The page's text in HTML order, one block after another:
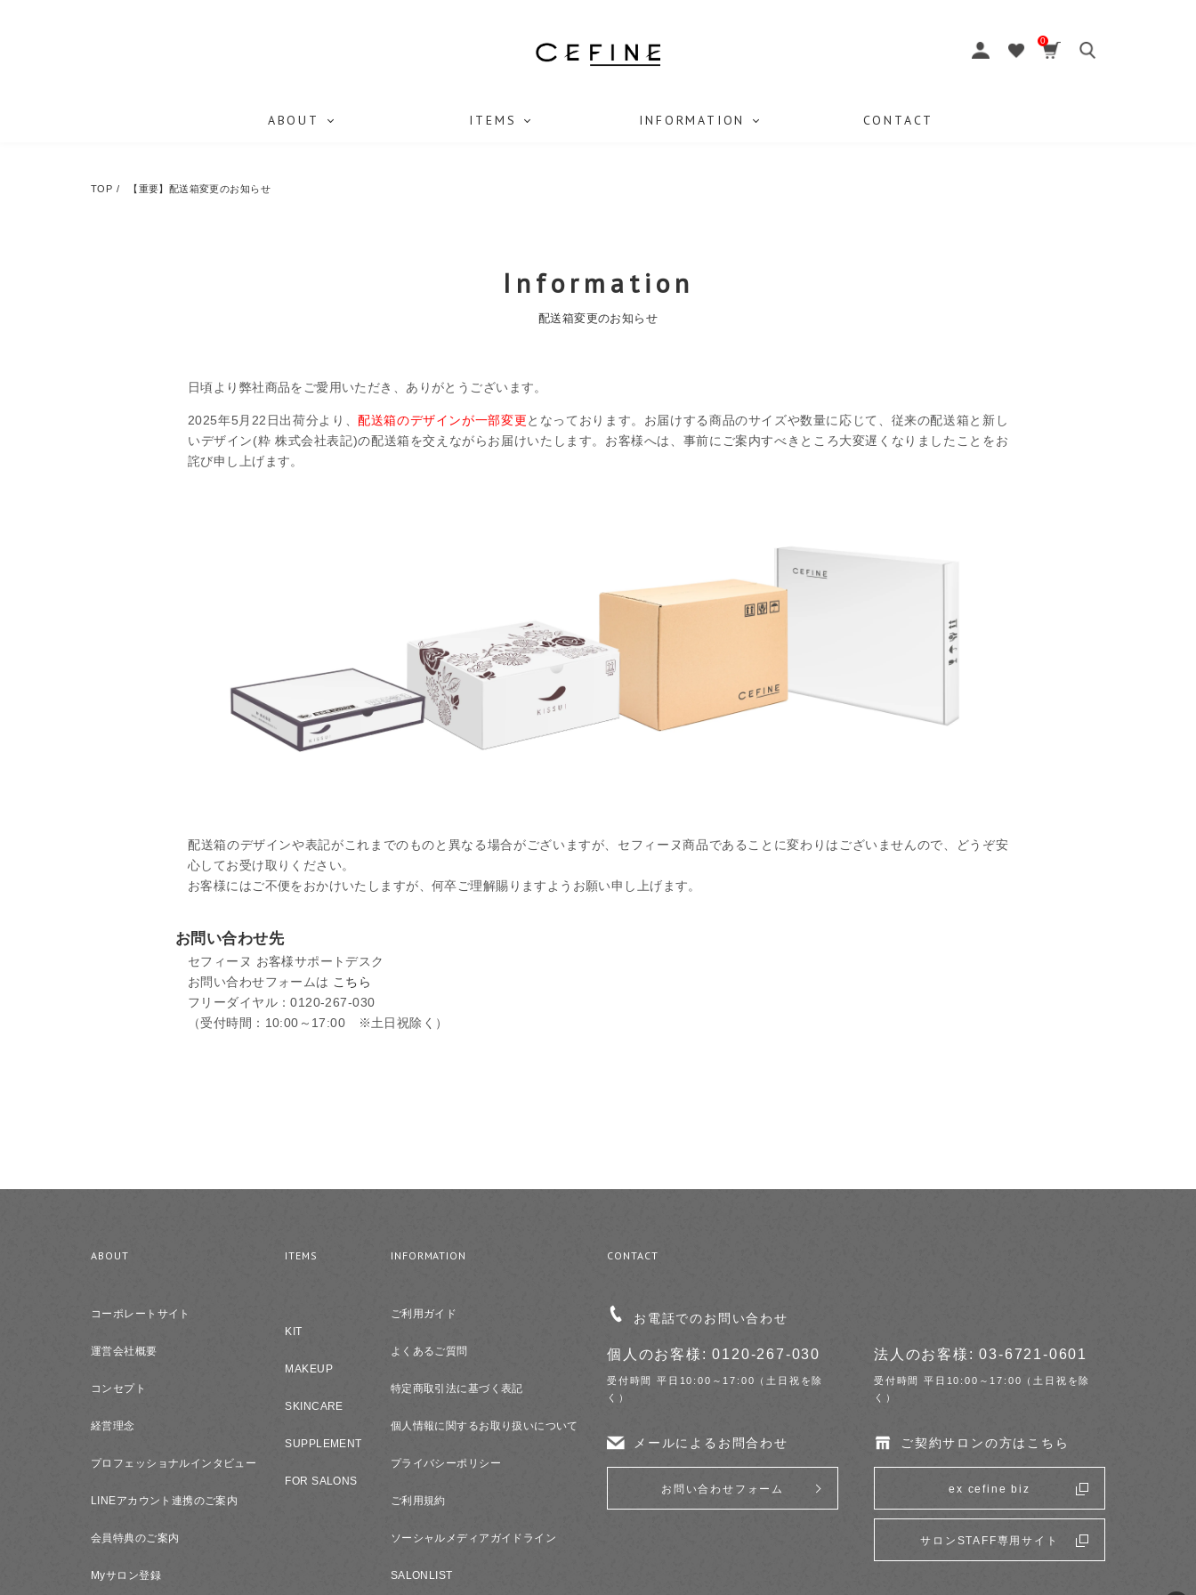
0
ABOUT ITEMS INFORMATION CONTACT
TOP 【重要】配送箱変更のお知らせ
Information
配送箱変更のお知らせ
日頃より弊社商品をご愛用いただき、ありがとうございます。
2025年5月22日出荷分より、配送箱のデザインが一部変更となっております。お届けする商品のサイズや数量に応じて、従来の配送箱と新し
いデザイン(粋 株式会社表記)の配送箱を交えながらお届けいたします。お客様へは、事前にご案内すべきところ大変遅くなりましたことをお
詫び申し上げます。
配送箱のデザインや表記がこれまでのものと異なる場合がございますが、セフィーヌ商品であることに変わりはございませんので、どうぞ安
心してお受け取りください。
お客様にはご不便をおかけいたしますが、何卒ご理解賜りますようお願い申し上げます。
お問い合わせ先
セフィーヌ お客様サポートデスク
お問い合わせフォームは こちら
フリーダイヤル：0120-267-030
（受付時間：10:00～17:00 ※土日祝除く）
ABOUT
コーポレートサイト
運営会社概要
コンセプト
経営理念
プロフェッショナルインタビュー
LINEアカウント連携のご案内
会員特典のご案内
Myサロン登録
ITEMS
KIT
MAKEUP
SKINCARE
SUPPLEMENT
FOR SALONS
INFORMATION
ご利用ガイド
よくあるご質問
特定商取引法に基づく表記
個人情報に関するお取り扱いについて
プライバシーポリシー
ご利用規約
ソーシャルメディアガイドライン
SALONLIST
CONTACT
お電話でのお問い合わせ
個人のお客様: 0120-267-030
受付時間 平日10:00～17:00（土日祝を除
く）
法人のお客様: 03-6721-0601
受付時間 平日10:00～17:00（土日祝を除
く）
メールによるお問合わせ
お問い合わせフォーム
ご契約サロンの方はこちら
ex cefine biz
サロンSTAFF専用サイト